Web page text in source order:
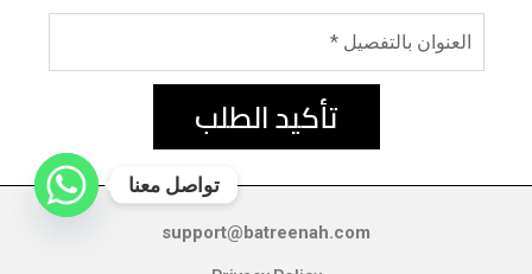
تأكيد الطلب
support@batreenah.com
تواصل معنا